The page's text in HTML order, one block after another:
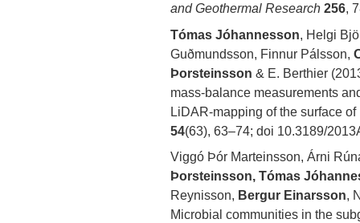
and Geothermal Research 256,
Tómas Jóhannesson, Helgi
Guðmundsson, Finnur Pálsson,
Þorsteinsson & E. Berthier
mass-balance measurements
LiDAR-mapping of the surface
54(63), 63–74; doi 10.3189/
Viggó Þór Marteinsson, Árni
Þorsteinsson, Tómas
Reynisson, Bergur Einarsson,
Microbial communities in the